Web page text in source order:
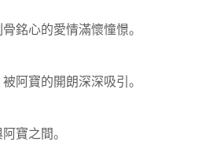
銘心的愛情滿懷憧憬。
被阿寶的開朗深深吸引。
寶之間。